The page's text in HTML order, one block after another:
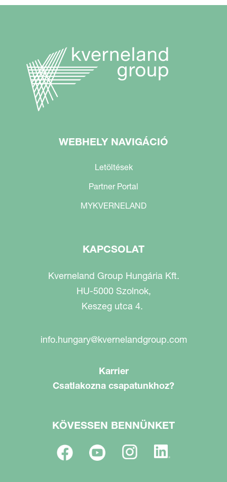
WEBHELY NAVIGÁCIÓ
Letöltések
Partner Portal
MYKVERNELAND
KAPCSOLAT
Kverneland Group Hungária Kft.
HU-5000 Szolnok,
Keszeg utca 4.
info.hungary@kvernelandgroup.com
Karrier
Csatlakozna csapatunkhoz?
KÖVESSEN BENNÜNKET